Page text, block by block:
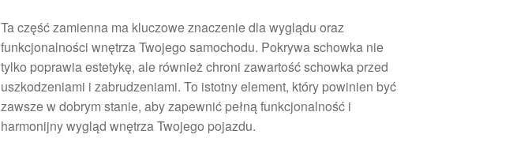
Ta część zamienna ma kluczowe znaczenie dla wyglądu oraz
funkcjonalności wnętrza Twojego samochodu. Pokrywa schowka nie
tylko poprawia estetykę, ale również chroni zawartość schowka przed
uszkodzeniami i zabrudzeniami. To istotny element, który powinien być
zawsze w dobrym stanie, aby zapewnić pełną funkcjonalność i
harmonijny wygląd wnętrza Twojego pojazdu.